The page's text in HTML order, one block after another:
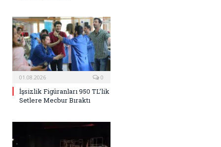
01.08.2026 0
İşsizlik Figüranları 950 TL’lik
Setlere Mecbur Bıraktı